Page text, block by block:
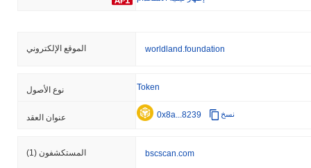
الموقع الإلكتروني worldland.foundation
نوع الأصول Token
عنوان العقد 0x8a...8239 نسخ
المستكشفون (1) bscscan.com